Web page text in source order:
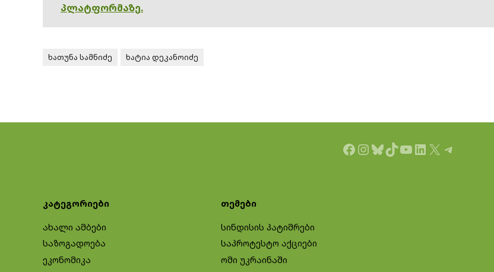
პლატფორმაზე.
ხათუნა სამნიძე ხატია დეკანოიძე
Facebook
Instagram
Bluesky
TikTok
YouTube
LinkedIn
X Telegram
კატეგორიები
ახალი ამბები
საზოგადოება
ეკონომიკა
თემები
სინდისის პატიმრები
საპროტესტო აქციები
ომი უკრაინაში